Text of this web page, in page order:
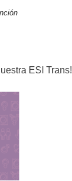
ESI Trans!